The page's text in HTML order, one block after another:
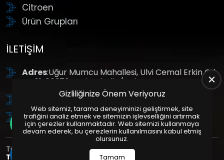
Citroen
Ürün Grupları
İLETIŞIM
Adres:Uğur Mumcu Mahallesi, Ulvi Cemal Erkin Cd.
No:61, 06370 Yenimahalle/Ankara
: +90 (312) 354 8888
GSM: +90 (532) 343 4085
Tüm Hakları Saklıdır. | Bu site Us Yazılım
Tasarım
Paketleri ile Hazırlanmıştır. © 2025
Gizliliğinize Önem Veriyoruz
Web sitemiz, tarama deneyiminizi geliştirmek, site
trafiğini analiz etmek ve sitemizin işlevselliğini artırmak
için çerezler kullanmaktadır. Web sitemizi kullanmaya
devam ederek, bu çerezlerin kullanılmasını kabul etmiş
olursunuz.
Tamam